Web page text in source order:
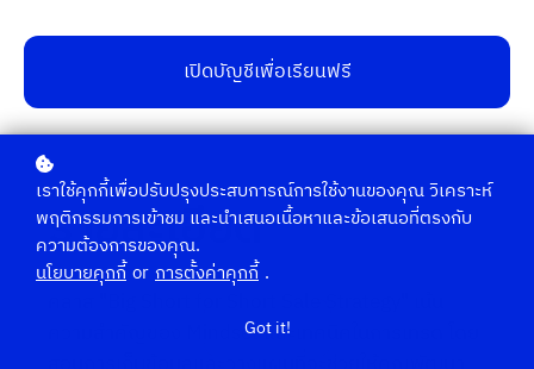
เปิดบัญชีเพื่อเรียนฟรี
รายละเอียด
ความสำคัญของ Mindset และเทคนิคในการเทรด โดย
เราใช้คุกกี้เพื่อปรับปรุงประสบการณ์การใช้งานของคุณ วิเคราะห์
พฤติกรรมการเข้าชม และนำเสนอเนื้อหาและข้อเสนอที่ตรงกับ
ความต้องการของคุณ.
นโยบายคุกกี้ or การตั้งค่าคุกกี้ .
Got it!